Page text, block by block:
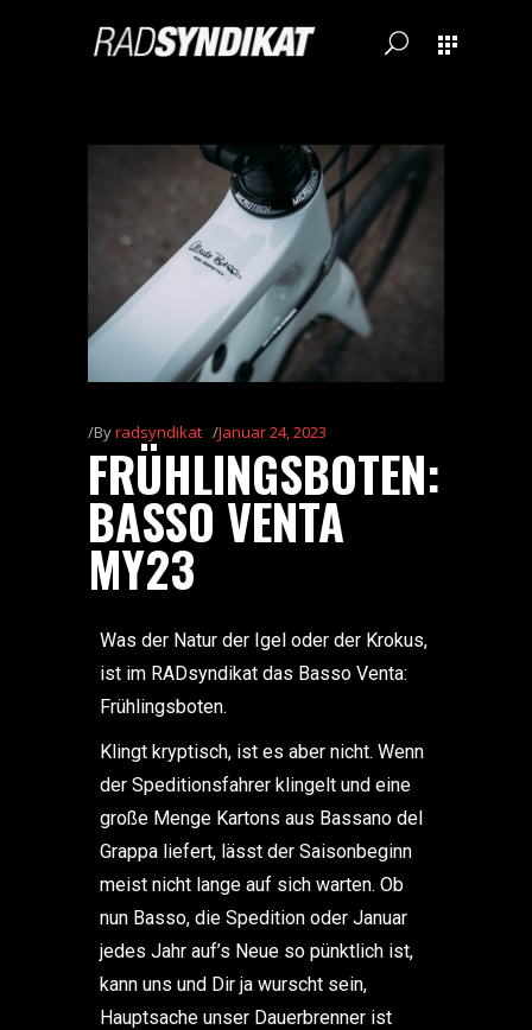
Byradsyndikat Januar 24, 2023
FRÜHLINGSBOTEN:
BASSO VENTA
MY23
Was der Natur der Igel oder der Krokus,
ist im RADsyndikat das Basso Venta:
Frühlingsboten.
Klingt kryptisch, ist es aber nicht. Wenn
der Speditionsfahrer klingelt und eine
große Menge Kartons aus Bassano del
Grappa liefert, lässt der Saisonbeginn
meist nicht lange auf sich warten. Ob
nun Basso, die Spedition oder Januar
jedes Jahr auf’s Neue so pünktlich ist,
kann uns und Dir ja wurscht sein,
Hauptsache unser Dauerbrenner ist